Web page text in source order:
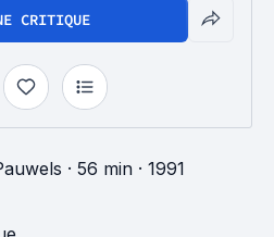
CRITIQUE
· 56 min · 1991